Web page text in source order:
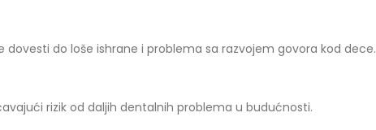
do loše ishrane i problema sa razvojem govora kod dece.
rizik od daljih dentalnih problema u budućnosti.